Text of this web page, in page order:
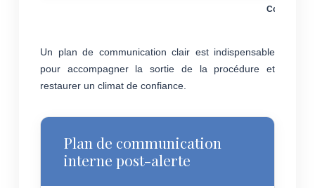
Coût de
Un plan de communication clair est indispensable
pour accompagner la sortie de la procédure et
restaurer un climat de confiance.
Plan de communication
interne post-alerte